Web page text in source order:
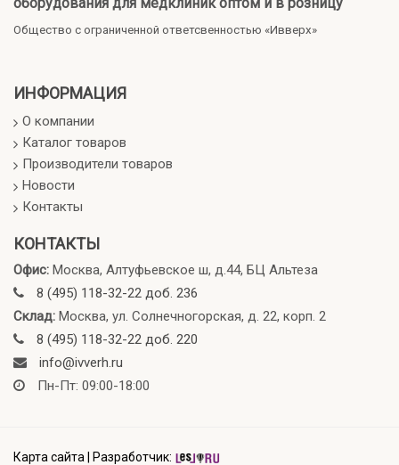
Общество с ограниченной ответсвенностью «Ивверх»
ИНФОРМАЦИЯ
О компании
Каталог товаров
Производители товаров
Новости
Контакты
КОНТАКТЫ
Офис: Москва, Алтуфьевское ш, д.44, БЦ Альтеза
8 (495) 118-32-22 доб. 236
Склад: Москва, ул. Солнечногорская, д. 22, корп. 2
8 (495) 118-32-22 доб. 220
info@ivverh.ru
Пн-Пт: 09:00-18:00
Карта сайта Разработчик: